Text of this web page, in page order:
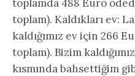
toplamda 488 Euro
toplam). Kaldıkları ev:
kaldığımız ev için 266
toplam). Bizim
kısmında bahsettiğim